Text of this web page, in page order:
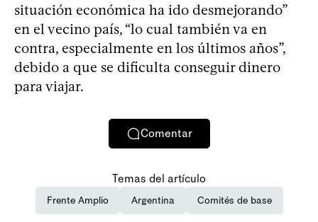
situación económica ha ido desmejorando”
en el vecino país, “lo cual también va en
contra, especialmente en los últimos años”,
debido a que se dificulta conseguir dinero
para viajar.
Comentar
Temas del artículo
Frente Amplio Argentina Comités de base